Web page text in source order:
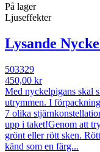
På lager
Ljuseffekter
Lysande
503329
450,00 kr
Med nyckelpigans skal
utrymmen. I
7 olika
upp i taket!Genom att
grönt eller rött sken.
känd som en färg...